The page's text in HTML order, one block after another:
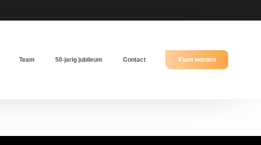
Team 50-jarig jubileum Contact Klant worden